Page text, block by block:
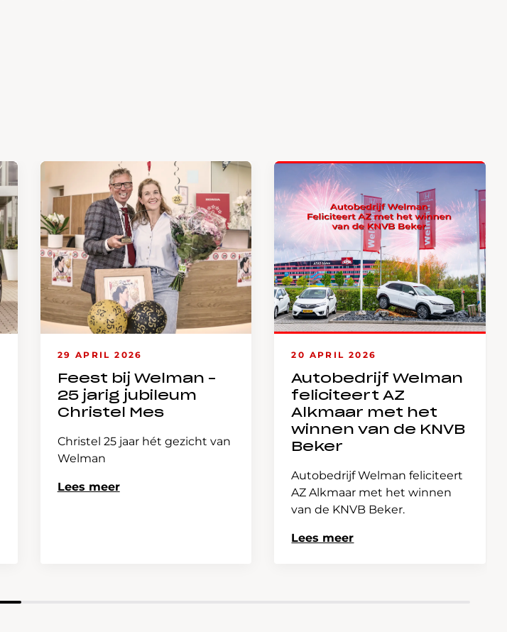
29 APRIL 2026
Feest bij Welman –
25 jarig jubileum
Christel Mes
Christel 25 jaar hét gezicht van
Welman
Lees meer
20 APRIL 2026
Autobedrijf Welman
feliciteert AZ
Alkmaar met het
winnen van de KNVB
Beker
Autobedrijf Welman feliciteert
AZ Alkmaar met het winnen
van de KNVB Beker.
Lees meer